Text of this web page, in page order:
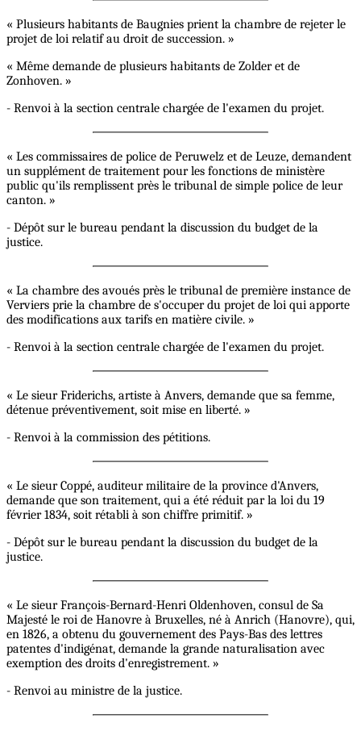
« Plusieurs habitants de Baugnies prient la chambre de rejeter le
projet de loi relatif au droit de succession. »
« Même demande de plusieurs habitants de Zolder et de
Zonhoven. »
- Renvoi à la section centrale chargée de l'examen du projet.
« Les commissaires de police de Peruwelz et de Leuze, demandent
un supplément de traitement pour les fonctions de ministère
public qu'ils remplissent près le tribunal de simple police de leur
canton. »
- Dépôt sur le bureau pendant la discussion du budget de la
justice.
« La chambre des avoués près le tribunal de première instance de
Verviers prie la chambre de s'occuper du projet de loi qui apporte
des modifications aux tarifs en matière civile. »
- Renvoi à la section centrale chargée de l'examen du projet.
« Le sieur Friderichs, artiste à Anvers, demande que sa femme,
détenue préventivement, soit mise en liberté. »
- Renvoi à la commission des pétitions.
« Le sieur Coppé, auditeur militaire de la province d'Anvers,
demande que son traitement, qui a été réduit par la loi du 19
février 1834, soit rétabli à son chiffre primitif. »
- Dépôt sur le bureau pendant la discussion du budget de la
justice.
« Le sieur François-Bernard-Henri Oldenhoven, consul de Sa
Majesté le roi de Hanovre à Bruxelles, né à Anrich (Hanovre), qui,
en 1826, a obtenu du gouvernement des Pays-Bas des lettres
patentes d'indigénat, demande la grande naturalisation avec
exemption des droits d'enregistrement. »
- Renvoi au ministre de la justice.